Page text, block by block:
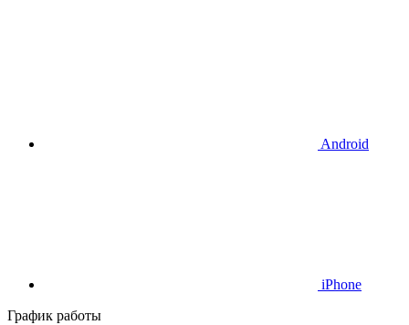
Android
iPhone
График работы